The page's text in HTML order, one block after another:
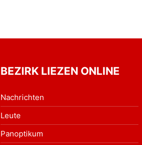
BEZIRK LIEZEN ONLINE
Nachrichten
Leute
Panoptikum